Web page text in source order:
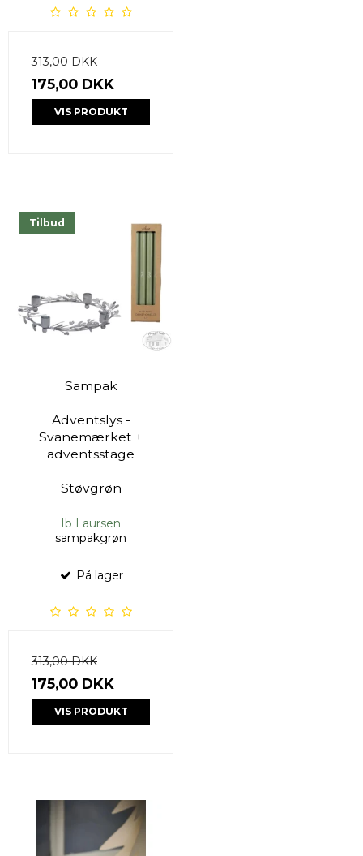
313,00 DKK
175,00 DKK
VIS PRODUKT
Tilbud
Sampak
Adventslys -
Svanemærket +
adventsstage
Støvgrøn
Ib Laursen
sampakgrøn
På lager
313,00 DKK
175,00 DKK
VIS PRODUKT